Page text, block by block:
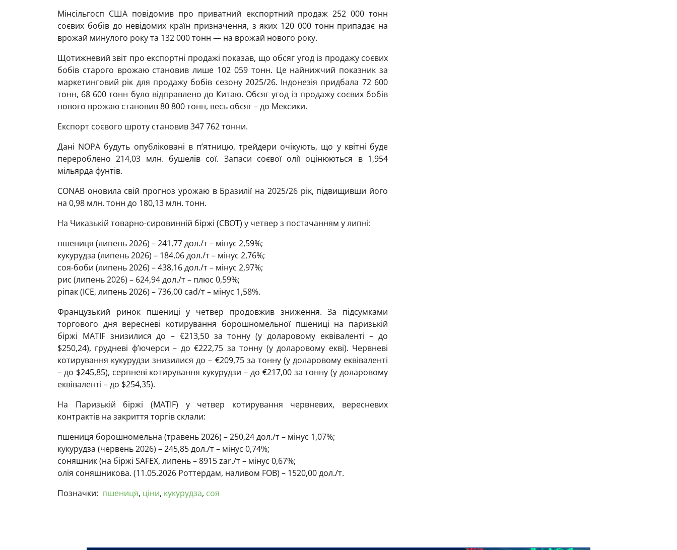
Мінсільгосп США повідомив про приватний експортний продаж 252 000 тонн
соєвих бобів до невідомих країн призначення, з яких 120 000 тонн припадає на
врожай минулого року та 132 000 тонн — на врожай нового року.
Щотижневий звіт про експортні продажі показав, що обсяг угод із продажу соєвих
бобів старого врожаю становив лише 102 059 тонн. Це найнижчий показник за
маркетинговий рік для продажу бобів сезону 2025/26. Індонезія придбала 72 600
тонн, 68 600 тонн було відправлено до Китаю. Обсяг угод із продажу соєвих бобів
нового врожаю становив 80 800 тонн, весь обсяг – до Мексики.
Експорт соєвого шроту становив 347 762 тонни.
Дані NOPA будуть опубліковані в п’ятницю, трейдери очікують, що у квітні буде
перероблено 214,03 млн. бушелів сої. Запаси соєвої олії оцінюються в 1,954
мільярда фунтів.
CONAB оновила свій прогноз урожаю в Бразилії на 2025/26 рік, підвищивши його
на 0,98 млн. тонн до 180,13 млн. тонн.
На Чиказькій товарно-сировинній біржі (CBOT) у четвер з постачанням у липні:
пшениця (липень 2026) – 241,77 дол./т – мінус 2,59%;
кукурудза (липень 2026) – 184,06 дол./т – мінус 2,76%;
соя-боби (липень 2026) – 438,16 дол./т – мінус 2,97%;
рис (липень 2026) – 624,94 дол./т – плюс 0,59%;
ріпак (ICE, липень 2026) – 736,00 cad/т – мінус 1,58%.
Французький ринок пшениці у четвер продовжив зниження. За підсумками
торгового дня вересневі котирування борошномельної пшениці на паризькій
біржі MATIF знизилися до – €213,50 за тонну (у доларовому еквіваленті – до
$250,24), грудневі ф’ючерси – до €222,75 за тонну (у доларовому екві). Червневі
котирування кукурудзи знизилися до – €209,75 за тонну (у доларовому еквіваленті
– до $245,85), серпневі котирування кукурудзи – до €217,00 за тонну (у доларовому
еквіваленті – до $254,35).
На Паризькій біржі (МАTIF) у четвер котирування червневих, вересневих
контрактів на закриття торгів склали:
пшениця борошномельна (травень 2026) – 250,24 дол./т – мінус 1,07%;
кукурудза (червень 2026) – 245,85 дол./т – мінус 0,74%;
соняшник (на біржі SAFEX, липень – 8915 zar./т – мінус 0,67%;
олія соняшникова. (11.05.2026 Роттердам, наливом FOB) – 1520,00 дол./т.
Позначки: пшениця, ціни, кукурудза, соя